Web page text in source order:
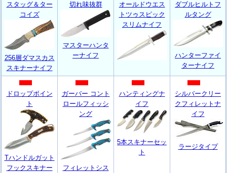
スタッグ＆ター
コイズ
256層ダマスカス
スキナーナイフ
切れ味抜群
マスターハンタ
ーナイフ
オールドウエス
トツゥスピック
スリムナイフ
ダブルヒルトフ
ルタング
ハンターファイ
ターナイフ
ドロップボイン
ト
Tハンドルガット
フックスキナー
ガーバー コント
ロールフィッシ
ング
フィレットシス
ハンティングナ
イフ
5本スキナーセッ
ト
シルバークリー
クフィレットナ
イフ
ラージタイプ